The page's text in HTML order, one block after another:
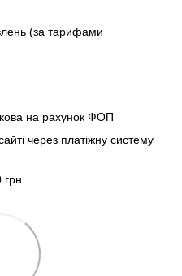
(за тарифами
на рахунок ФОП
через платіжну систему